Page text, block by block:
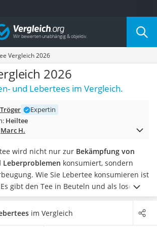
nach Kategorie
Vergleich 2026
2026
und Lebertees im Vergleich.
Expertin
Heiltee
Marc H.
wird nicht nur zur Bekämpfung von
Leberproblemen konsumiert, sondern
Wie Sie Lebertee konsumieren ist
gibt den Tee in Beuteln und als losen
je nach Hersteller über Nacht ziehen und
etwas aufwendiger als bei Beuteltee.
im Vergleich